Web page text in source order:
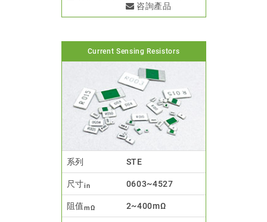
咨詢產品
Current Sensing Resistors
系列 STE
尺寸in 0603~4527
阻值mΩ 2~400mΩ